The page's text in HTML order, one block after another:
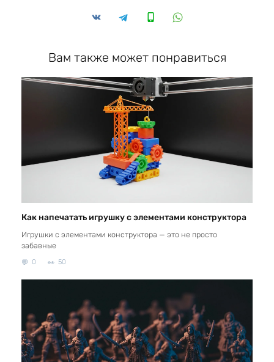
Вам также может понравиться
Как напечатать игрушку с элементами конструктора
Игрушки с элементами конструктора — это не просто
забавные
0 50